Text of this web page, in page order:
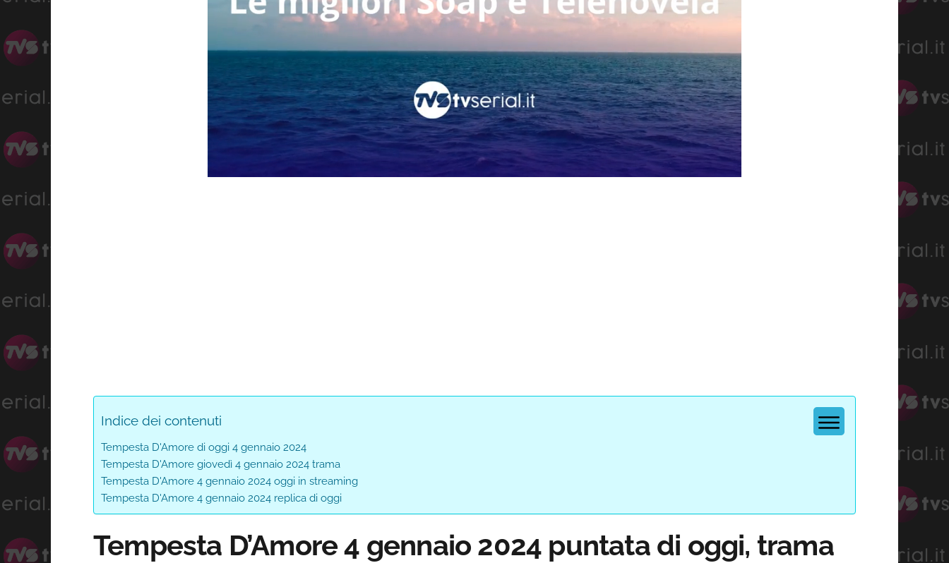
0%
0%
Indice dei contenuti
Tempesta D'Amore di oggi 4 gennaio 2024
Tempesta D'Amore giovedì 4 gennaio 2024 trama
Tempesta D'Amore 4 gennaio 2024 oggi in streaming
Tempesta D'Amore 4 gennaio 2024 replica di oggi
Tempesta D’Amore 4 gennaio 2024 puntata di oggi, trama